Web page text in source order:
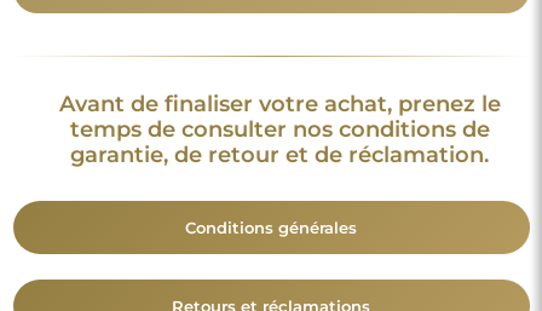
Avant de finaliser votre achat, prenez le
temps de consulter nos conditions de
garantie, de retour et de réclamation.
Conditions générales
Retours et réclamations